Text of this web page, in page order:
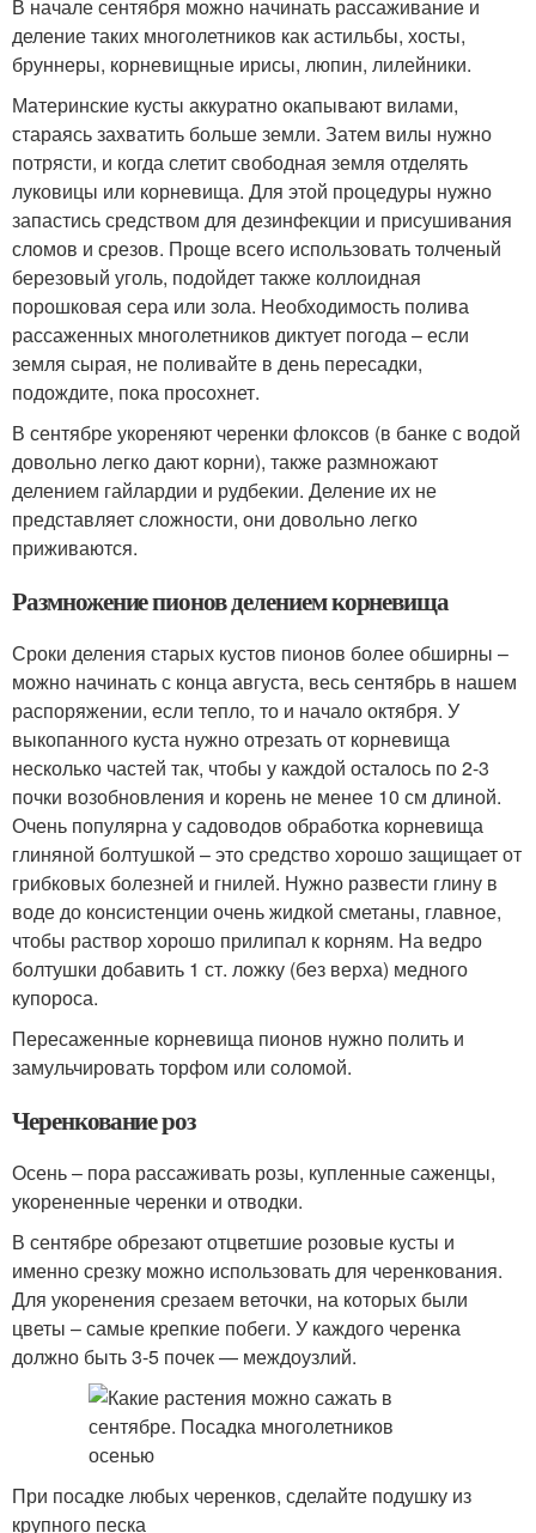
В начале сентября можно начинать рассаживание и
деление таких многолетников как астильбы, хосты,
бруннеры, корневищные ирисы, люпин, лилейники.
Материнские кусты аккуратно окапывают вилами,
стараясь захватить больше земли. Затем вилы нужно
потрясти, и когда слетит свободная земля отделять
луковицы или корневища. Для этой процедуры нужно
запастись средством для дезинфекции и присушивания
сломов и срезов. Проще всего использовать толченый
березовый уголь, подойдет также коллоидная
порошковая сера или зола. Необходимость полива
рассаженных многолетников диктует погода – если
земля сырая, не поливайте в день пересадки,
подождите, пока просохнет.
В сентябре укореняют черенки флоксов (в банке с водой
довольно легко дают корни), также размножают
делением гайлардии и рудбекии. Деление их не
представляет сложности, они довольно легко
приживаются.
Размножение пионов делением корневища
Сроки деления старых кустов пионов более обширны –
можно начинать с конца августа, весь сентябрь в нашем
распоряжении, если тепло, то и начало октября. У
выкопанного куста нужно отрезать от корневища
несколько частей так, чтобы у каждой осталось по 2-3
почки возобновления и корень не менее 10 см длиной.
Очень популярна у садоводов обработка корневища
глиняной болтушкой – это средство хорошо защищает от
грибковых болезней и гнилей. Нужно развести глину в
воде до консистенции очень жидкой сметаны, главное,
чтобы раствор хорошо прилипал к корням. На ведро
болтушки добавить 1 ст. ложку (без верха) медного
купороса.
Пересаженные корневища пионов нужно полить и
замульчировать торфом или соломой.
Черенкование роз
Осень – пора рассаживать розы, купленные саженцы,
укорененные черенки и отводки.
В сентябре обрезают отцветшие розовые кусты и
именно срезку можно использовать для черенкования.
Для укоренения срезаем веточки, на которых были
цветы – самые крепкие побеги. У каждого черенка
должно быть 3-5 почек — междоузлий.
При посадке любых черенков, сделайте подушку из
крупного песка